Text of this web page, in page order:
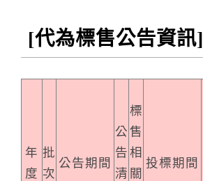
[代為標售公告資訊]
年
度
批
次
公告期間
公
告
清
標
售
相
關
投標期間